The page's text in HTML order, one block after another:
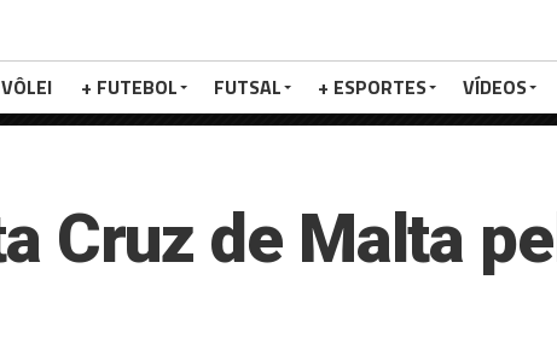
+ FUTEBOL FUTSAL + ESPORTES VÍDEOS
Cruz de Malta